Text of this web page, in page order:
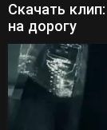
Скачать
на дорогу